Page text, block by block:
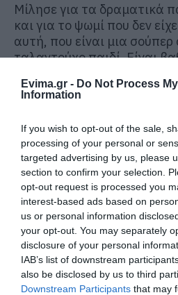
Evima.gr - Do Not Process
Information
If you wish to opt-out of the sale,
processing of your personal or
targeted advertising by us, please
section to confirm your selection.
opt-out request is processed you
interest-based ads based on
us or personal information
your opt-out. You may separately
disclosure of your personal
IAB’s list of downstream
also be disclosed by us to third
Downstream Participants that may
Μίλησε για τα δραματικά
και για το ψωμί που δεν
αυτή, που είναι μια
ταλαντούχο παιδί. Είναι
Φουρέιρα και γι’ αυτό
πάρα πολύ και για την
που αποκάλυψε την